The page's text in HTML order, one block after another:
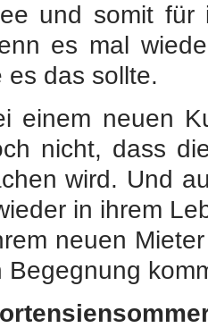
und somit
es mal
es das sollte.
einem neuen
nicht, dass
wird. Und
in ihrem
neuen
Begegnung